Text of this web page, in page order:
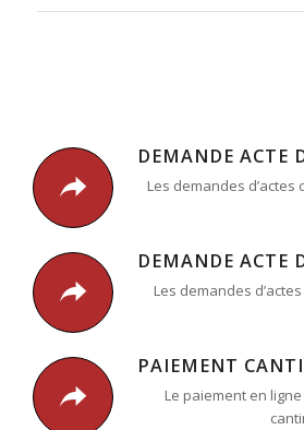
DEMANDE ACTE
Les demandes
DEMANDE ACTE
Les demandes
PAIEMENT
Le paiement en